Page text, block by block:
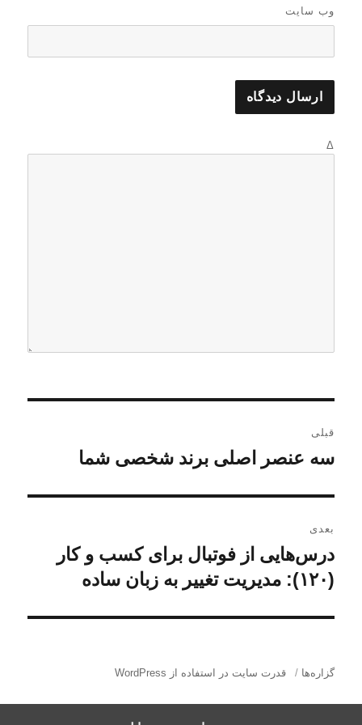
وب‌ سایت
Δ
ا
ر
ی
ن
قبلی
ن
ش
ق
ب
ل
سه عنصر اصلی برند شخصی شما
بعدی
ن
و
ت
ب
درس‌هایی از فوتبال برای کسب و کار
(۱۲۰): مدیریت تغییر به زبان ساده
گزاره‌ها قدرت سایت در استفاده از WordPress